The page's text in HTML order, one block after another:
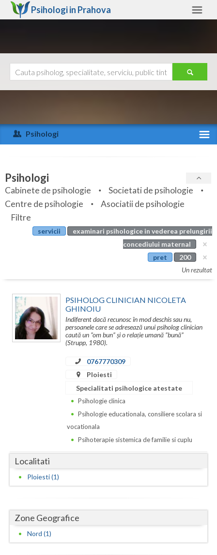
Psihologi in Prahova
Arad
Arges
Bihor
Bistrita-Nasaud
Botosani
Bucuresti
Buzau
Calarasi
Caras-Severin
Galati
Giurgiu
Harghita
Hunedoara
Ajutor
Psihologi
Specialitati
Servicii
Articole
Evenimente
Psihologi
Cabinete de psihologie
Societati de psihologie
Centre de psihologie
Asociatii de psihologie
Filtre
servicii
examinari psihologice in vederea prelungirii
concediului maternal
pret
200
Un rezultat
PSIHOLOG CLINICIAN NICOLETA
GHINOIU
Indiferent dacă recunosc în mod deschis sau nu,
persoanele care se adresează unui psiholog clinician
caută un ”om bun” și o relație umană ”bună”
(Strupp, 1980).
0767770309
Ploiesti
Specialitati psihologice atestate
Psihologie clinica
Psihologie educationala, consiliere scolara si
vocationala
Psihoterapie sistemica de familie si cuplu
Localitati
Ploiesti (1)
Zone Geografice
Nord (1)